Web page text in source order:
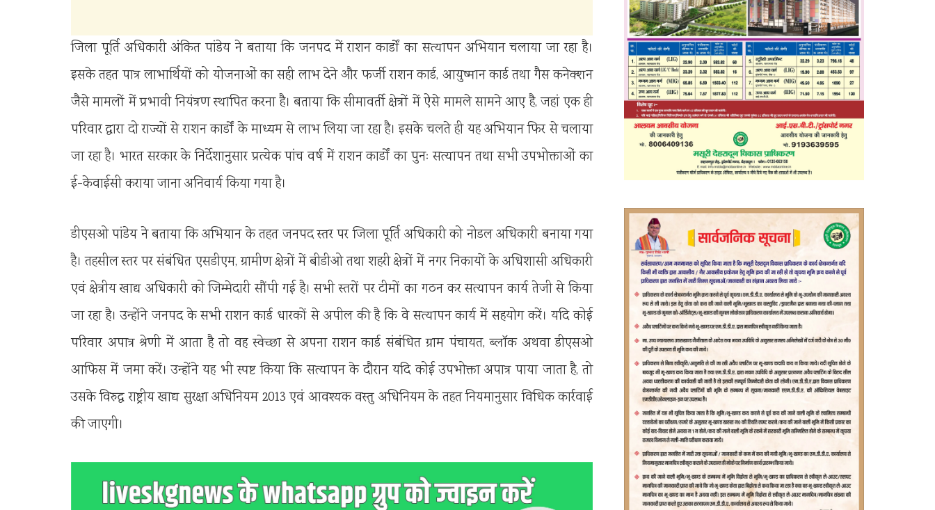
जिला पूर्ति अधिकारी अंकित पांडेय ने बताया कि जनपद में राशन कार्डों का सत्यापन अभियान चलाया जा रहा है।
इसके तहत पात्र लाभार्थियों को योजनाओं का सही लाभ देने और फर्जी राशन कार्ड, आयुष्मान कार्ड तथा गैस कनेक्शन
जैसे मामलों में प्रभावी नियंत्रण स्थापित करना है। बताया कि सीमावर्ती क्षेत्रों में ऐसे मामले सामने आए है, जहां एक ही
परिवार द्वारा दो राज्यों से राशन कार्डों के माध्यम से लाभ लिया जा रहा है। इसके चलते ही यह अभियान फिर से चलाया
जा रहा है। भारत सरकार के निर्देशानुसार प्रत्येक पांच वर्ष में राशन कार्डों का पुनः सत्यापन तथा सभी उपभोक्ताओं का
ई-केवाईसी कराया जाना अनिवार्य किया गया है।
डीएसओ पांडेय ने बताया कि अभियान के तहत जनपद स्तर पर जिला पूर्ति अधिकारी को नोडल अधिकारी बनाया गया
है। तहसील स्तर पर संबंधित एसडीएम, ग्रामीण क्षेत्रों में बीडीओ तथा शहरी क्षेत्रों में नगर निकायों के अधिशासी अधिकारी
एवं क्षेत्रीय खाद्य अधिकारी को जिम्मेदारी सौंपी गई है। सभी स्तरों पर टीमों का गठन कर सत्यापन कार्य तेजी से किया
जा रहा है। उन्होंने जनपद के सभी राशन कार्ड धारकों से अपील की है कि वे सत्यापन कार्य में सहयोग करें। यदि कोई
परिवार अपात्र श्रेणी में आता है तो वह स्वेच्छा से अपना राशन कार्ड संबंधित ग्राम पंचायत, ब्लाॅक अथवा डीएसओ
आफिस में जमा करें। उन्होंने यह भी स्पष्ट किया कि सत्यापन के दौरान यदि कोई उपभोक्ता अपात्र पाया जाता है, तो
उसके विरुद्ध राष्ट्रीय खाद्य सुरक्षा अधिनियम 2013 एवं आवश्यक वस्तु अधिनियम के तहत नियमानुसार विधिक कार्रवाई
की जाएगी।